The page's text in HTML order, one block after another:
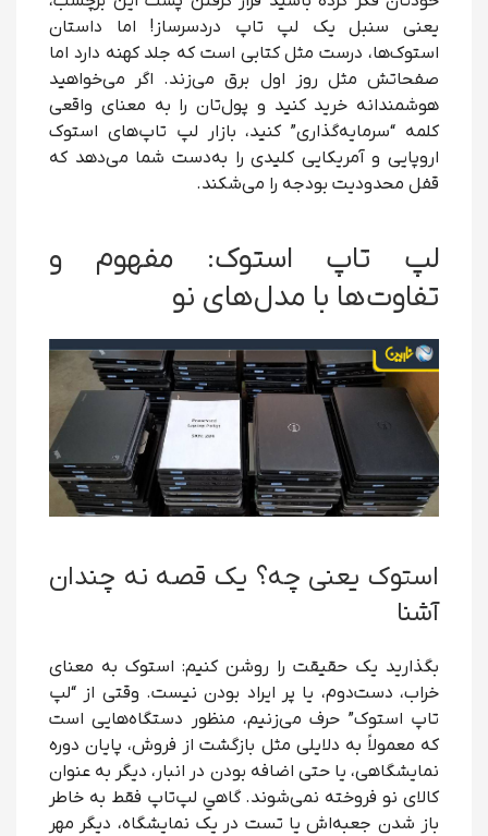
یعنی سنبل یک لپ تاپ دردسرساز! اما داستان
استوک‌ها، درست مثل کتابی است که جلد کهنه دارد اما
صفحاتش مثل روز اول برق می‌زند. اگر می‌خواهید
هوشمندانه خرید کنید و پول‌تان را به معنای واقعی
کلمه “سرمایه‌گذاری” کنید، بازار لپ تاپ‌های استوک
اروپایی و آمریکایی کلیدی را به‌دست شما می‌دهد که
قفل محدودیت بودجه را می‌شکند.
لپ تاپ استوک: مفهوم و
تفاوت‌ها با مدل‌های نو
استوک یعنی چه؟ یک قصه نه چندان
آشنا
بگذارید یک حقیقت را روشن کنیم: استوک به معنای
خراب، دست‌دوم، یا پر ایراد بودن نیست. وقتی از “لپ
تاپ استوک” حرف می‌زنیم، منظور دستگاه‌هایی است
که معمولاً به دلایلی مثل بازگشت از فروش، پایان دوره
نمایشگاهی، یا حتی اضافه بودن در انبار، دیگر به عنوان
کالای نو فروخته نمی‌شوند. گاهي لپ‌تاپ فقط به خاطر
باز شدن جعبه‌اش یا تست در یک نمایشگاه، دیگر مهر